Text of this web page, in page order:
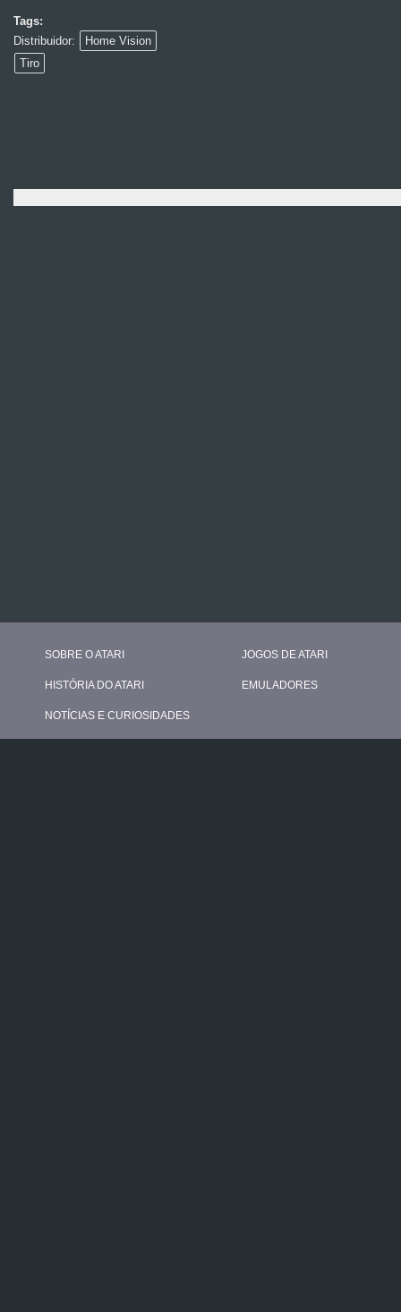
Tags:
Distribuidor:
Home Vision
Tiro
SOBRE O ATARI
HISTÓRIA DO ATARI
NOTÍCIAS E CURIOSIDADES
JOGOS DE ATARI
EMULADORES